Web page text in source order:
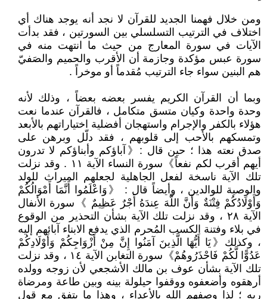
ومن خلال فهمنا الجديد للقرآن لا نجد أنه يوجد هناك أي
اختلاف في الترتيب التسلسلي بين السورتين ، فقد بدأت
الآيات في سورة المعارج من حيث ما انتهت منه في
سورة عبس مؤكدة وجازمة أن الأقرب والحميم والصَفيّ
هم البنين سواء جاء الترتيب مُقدماً أو موخراً .
وبما أن القرآن الكريم يفسر بعضه بعضاً ، وذلك لأنه
وحدة واحدة وكيان متسق متكامل ، فالقرآن عندما نعت
هؤلاء بالكفر والإجرام واستهجان أفضلية اختياراتهم بالأبعد
وتمسكهم بالأحب إلى قلوبهم ، فقد دلّل وبرهن على
صدق نعته هذا ؛ حين قال :《آباؤكم وأبناؤكم لا تدرون
أيهم أقرب لكم نفعاً》سورة النساء الآية ١١ . وقد نزلت
تلك الآية ناسخة لفعل الجاهلية لجعلهم الميراث للولد
والوصية للوالدين ، وأيضاً قال : 《وَاعْلَمُوا أَنَّمَا أَمْوَالُكُمْ
وَأَوْلَادُكُمْ فِتْنَةٌ وَأَنَّ اللَّهَ عِندَهُ أَجْرٌ عَظِيمٌ 》سورة الأنفال
الآية ٢٨ ، وقد نزلت تلك الآية بشأن التحذير من الوقوع
في بلاء وفتنة الكسب المُحرم الذي يدفع الابناء آبائهم إليه
، وكذلك《يَا أَيُّهَا الَّذِينَ آمَنُوا إِنَّ مِنْ أَزْوَاجِكُمْ وَأَوْلَادِكُمْ
عَدُوًّا لَّكُمْ فَاحْذَرُوهُمْ》سورة التغابن الآية ١٤ ، وقد نزلت
تلك الآية بشأن عوف بن مالك الأشجعي لأن زوجه وولده
أرهقوه وأضعفوه ووقفوا حيلولة بينه وبين طاعة ومرضاة
ربه ؛ لذا وصفهم الله بالأعداء ، وهذا ما يتفق مع قول